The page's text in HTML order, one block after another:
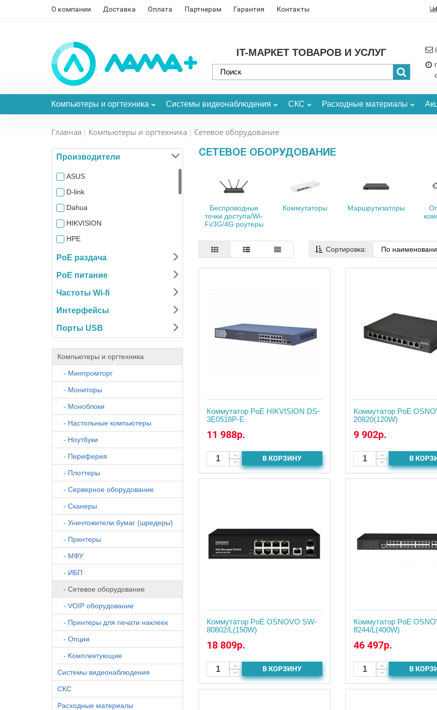
О компании Доставка Оплата Партнерам Гарантия Контакты
IT-МАРКЕТ ТОВАРОВ И УСЛУГ
Компьютеры и оргтехника Системы видеонаблюдения СКС Расходные материалы
Главная Компьютеры и оргтехника Сетевое оборудование
Производители
ASUS
D-link
Dahua
HIKVISION
HPE
Keenetic
OSNOVO
Planet
RUIJIE
TP-LINK
Ubiquiti
ZYXEL
PoE раздача
PoE питание
Частоты Wi-fi
Интерфейсы
Порты USB
Компьютеры и оргтехника
- Минпромторг
- Мониторы
- Моноблоки
- Настольные компьютеры
- Ноутбуки
- Периферия
- Плоттеры
- Серверное оборудование
- Сканеры
- Уничтожители бумаг (шредеры)
- Принтеры
- МФУ
- ИБП
- Сетевое оборудование
- VOIP оборудование
- Принтеры для печати наклеек
- Опции
- Комплектующие
Системы видеонаблюдения
СКС
Расходные материалы
СЕТЕВОЕ ОБОРУДОВАНИЕ
Беспроводные
точки доступа/Wi-
Fi/3G/4G роутеры
Коммутаторы Маршрутизаторы
Сортировка:
Коммутатор PoE HIKVISION DS-
3E0518P-E
11 988р.
В КОРЗИНУ
Коммутатор PoE
20820(120W)
9 902р.
В
Коммутатор PoE OSNOVO SW-
80802/L(150W)
18 809р.
В КОРЗИНУ
Коммутатор PoE
8244/L(400W)
46 497р.
В